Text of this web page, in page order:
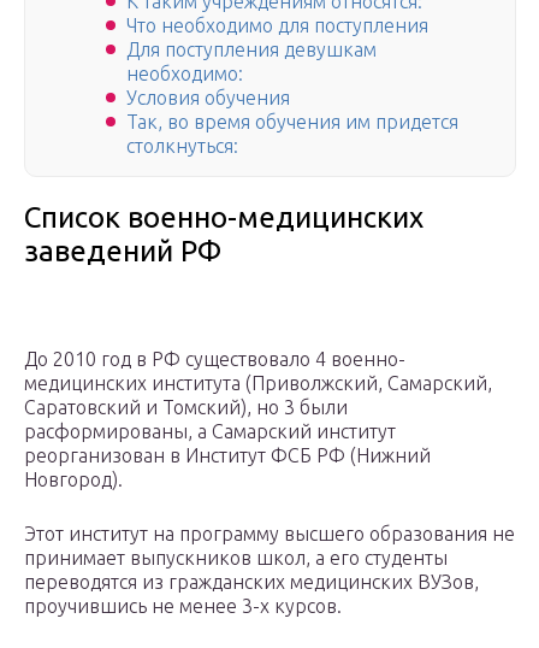
Что необходимо для поступления
Для поступления девушкам
необходимо:
Условия обучения
Так, во время обучения им придется
столкнуться:
Список военно-медицинских
заведений РФ
До 2010 год в РФ существовало 4 военно-
медицинских института (Приволжский, Самарский,
Саратовский и Томский), но 3 были
расформированы, а Самарский институт
реорганизован в Институт ФСБ РФ (Нижний
Новгород).
Этот институт на программу высшего образования не
принимает выпускников школ, а его студенты
переводятся из гражданских медицинских ВУЗов,
проучившись не менее 3-х курсов.